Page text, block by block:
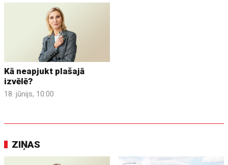
Kā neapjukt plašajā
izvēlē?
18. jūnijs, 10:00
ZIŅAS